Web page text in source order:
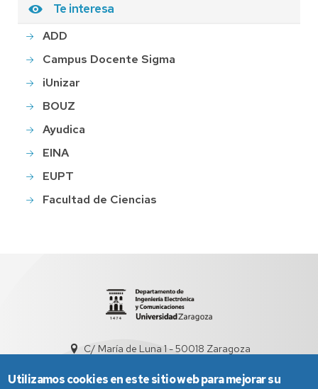
Te interesa
ADD
Campus Docente Sigma
iUnizar
BOUZ
Ayudica
EINA
EUPT
Facultad de Ciencias
C/ María de Luna 1 - 50018 Zaragoza
Utilizamos cookies en este sitio web para mejorar su